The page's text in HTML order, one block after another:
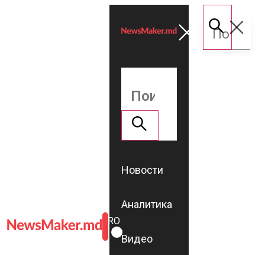
ROMÂNĂ
RU
Новости
Аналитика
Видео